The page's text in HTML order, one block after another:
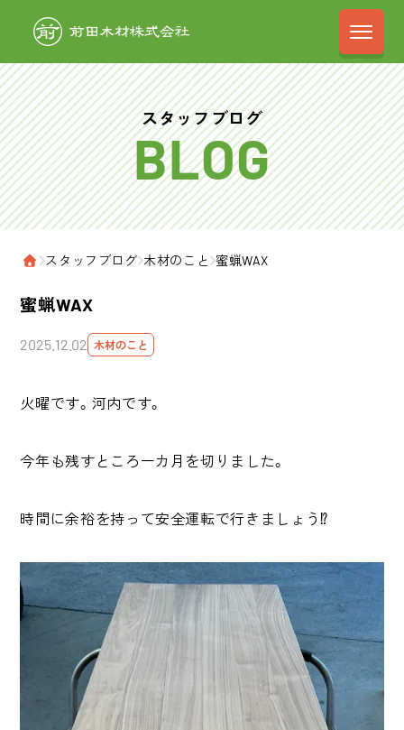
前田木材株式
スタッフブログ
ホーム
›スタッフブログ›木材のこと ›蜜蝋WAX
蜜蝋WAX
2025.12.02 木材のこと
火曜です。河内です。
今年も残すところ一カ月を切りました。
時間に余裕を持って安全運転で行きましょう⁉️